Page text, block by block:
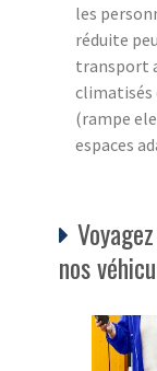
les
réduite
transport
climatisés
(rampe
espaces
nos